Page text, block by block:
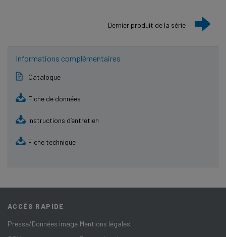
Dernier produit de la série
Informations complémentaires
Catalogue
Fiche de données
Instructions d’entretien
Fiche technique
ACCÈS RAPIDE
Presse/Données image Mentions légales